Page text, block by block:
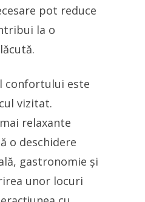
pot reduce
la o
confortului este
vizitat.
relaxante
o deschidere
gastronomie și
unor locuri